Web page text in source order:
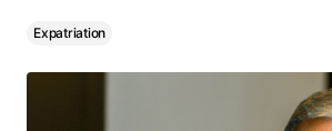
Expatriation